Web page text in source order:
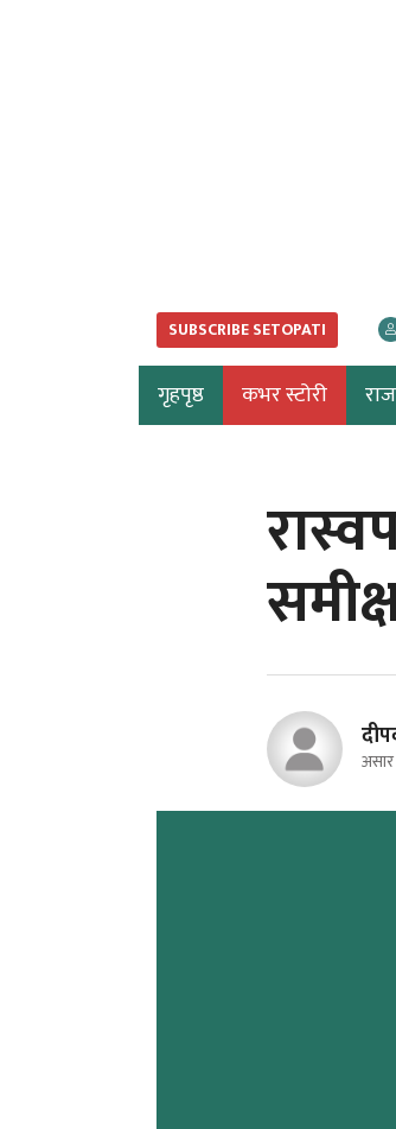
SUBSCRIBE SETOPATI
गृहपृष्ठ कभर स्टोरी